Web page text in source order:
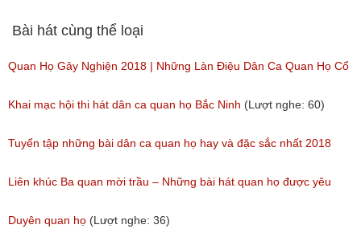
(Lượt nghe: 517)
Bài hát cùng thể loại
Quan Họ Gây Nghiện 2018 | Những Làn Điệu Dân Ca Quan Họ Cổ
Bắc Ninh Hay Ngây Ngất
(Lượt nghe: 84)
Khai mạc hội thi hát dân ca quan họ Bắc Ninh (Lượt nghe: 60)
Tuyển tập những bài dân ca quan họ hay và đặc sắc nhất 2018
(Lượt nghe: 60)
Liên khúc Ba quan mời trầu – Những bài hát quan họ được yêu
thích nhất hiện nay
Duyên quan họ (Lượt nghe: 36)